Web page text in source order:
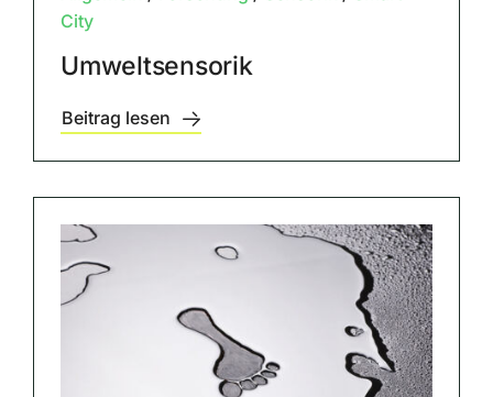
City
Umweltsensorik
Beitrag lesen